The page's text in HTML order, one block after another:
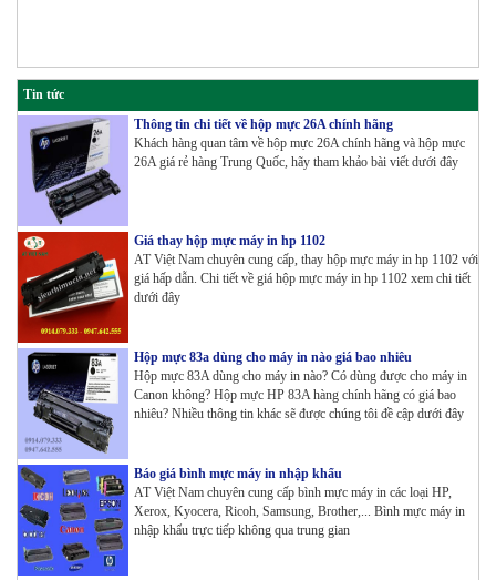
Tin tức
Thông tin chi tiết về hộp mực 26A chính hãng
Khách hàng quan tâm về hộp mực 26A chính hãng và hộp mực
26A giá rẻ hàng Trung Quốc, hãy tham khảo bài viết dưới đây
Giá thay hộp mực máy in hp 1102
AT Việt Nam chuyên cung cấp, thay hộp mực máy in hp 1102 với
giá hấp dẫn. Chi tiết về giá hộp mực máy in hp 1102 xem chi tiết
dưới đây
Hộp mực 83a dùng cho máy in nào giá bao nhiêu
Hộp mực 83A dùng cho máy in nào? Có dùng được cho máy in
Canon không? Hộp mực HP 83A hàng chính hãng có giá bao
nhiêu? Nhiều thông tin khác sẽ được chúng tôi đề cập dưới đây
Báo giá bình mực máy in nhập khẩu
AT Việt Nam chuyên cung cấp bình mực máy in các loại HP,
Xerox, Kyocera, Ricoh, Samsung, Brother,... Bình mực máy in
nhập khẩu trực tiếp không qua trung gian